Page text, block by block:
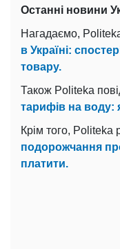
Останні новини
Нагадаємо,
в Україні:
товару.
Також Politeka
тарифів на воду:
Крім того, Politeka
подорожчання
платити.